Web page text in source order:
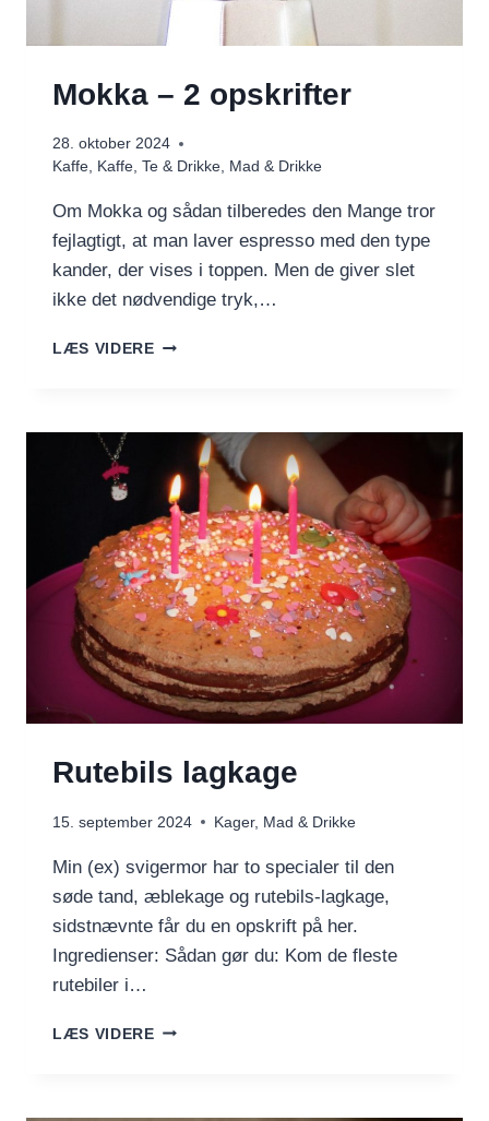
Mokka – 2 opskrifter
28. oktober 2024
Kaffe, Kaffe, Te & Drikke, Mad & Drikke
Om Mokka og sådan tilberedes den Mange tror
fejlagtigt, at man laver espresso med den type
kander, der vises i toppen. Men de giver slet
ikke det nødvendige tryk,…
LÆS VIDEREMOKKA
Rutebils lagkage
15. september 2024 Kager, Mad & Drikke
Min (ex) svigermor har to specialer til den
søde tand, æblekage og rutebils-lagkage,
sidstnævnte får du en opskrift på her.
Ingredienser: Sådan gør du: Kom de fleste
rutebiler i…
LÆS VIDERERUTEBILS